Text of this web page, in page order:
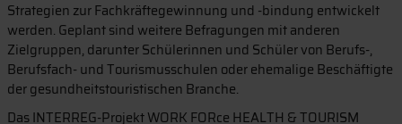
Strategien zur Fachkräftegewinnung und -bindung entwickelt
werden. Geplant sind weitere Befragungen mit anderen
Zielgruppen, darunter Schülerinnen und Schüler von Berufs-,
Berufsfach- und Tourismusschulen oder ehemalige Beschäftigte
der gesundheitstouristischen Branche.
Das INTERREG-Projekt WORK FORce HEALTH & TOURISM